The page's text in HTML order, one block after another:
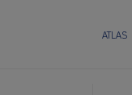
ATLAS